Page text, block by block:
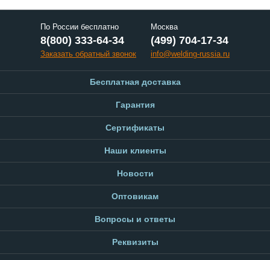
По России бесплатно
8(800) 333-64-34
Заказать обратный звонок
Москва
(499) 704-17-34
info@welding-russia.ru
Бесплатная доставка
Гарантия
Сертификаты
Наши клиенты
Новости
Оптовикам
Вопросы и ответы
Реквизиты